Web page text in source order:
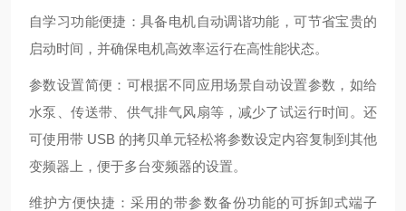
自学习功能便捷：具备电机自动调谐功能，可节省宝贵的
启动时间，并确保电机高效率运行在高性能状态。
参数设置简便：可根据不同应用场景自动设置参数，如给
水泵、传送带、供气排气风扇等，减少了试运行时间。还
可使用带 USB 的拷贝单元轻松将参数设定内容复制到其他
变频器上，便于多台变频器的设置。
维护方便快捷：采用的带参数备份功能的可拆卸式端子